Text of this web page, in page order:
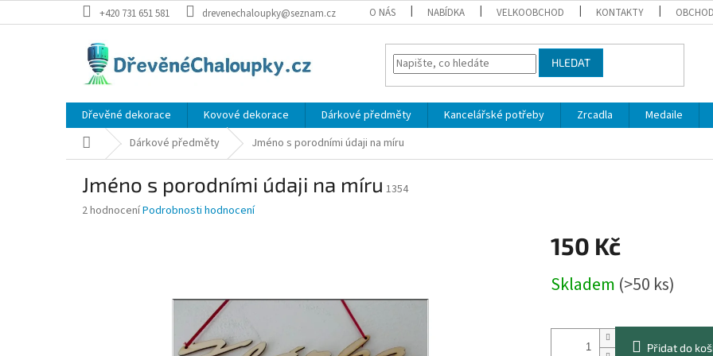
na
+420 731 651 581 drevenechaloupky@seznam.cz O NÁS NABÍDKA VELKOOBCHOD KONTAKTY
HLEDAT
Dřevěné dekorace Kovové dekorace Dárkové předměty Kancelářské potřeby Zrcadla Medaile
Domů Dárkové předměty Jméno s porodními údaji na míru
Jméno s porodními údaji na míru 1354
Průměrné
2 hodnoceníPodrobnosti hodnocení
150 Kč
cena:
Skladem (>50 ks)
Přidat do